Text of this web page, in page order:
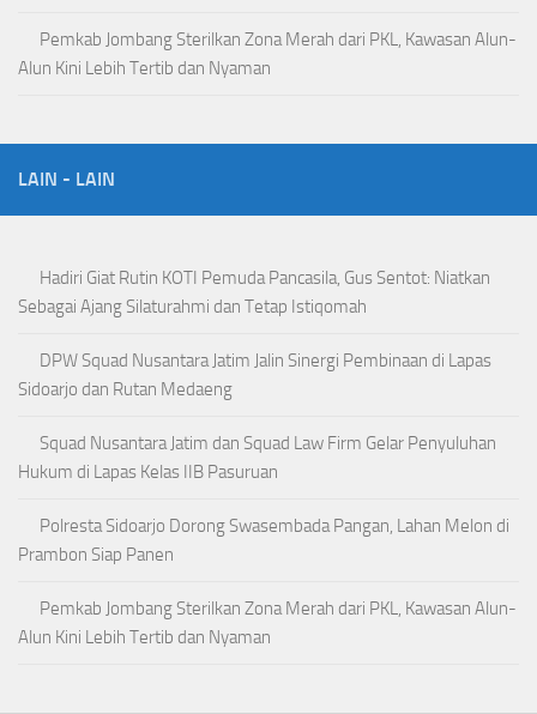
Pemkab Jombang Sterilkan Zona Merah dari PKL, Kawasan Alun-
Alun Kini Lebih Tertib dan Nyaman
LAIN - LAIN
Hadiri Giat Rutin KOTI Pemuda Pancasila, Gus Sentot: Niatkan
Sebagai Ajang Silaturahmi dan Tetap Istiqomah
DPW Squad Nusantara Jatim Jalin Sinergi Pembinaan di Lapas
Sidoarjo dan Rutan Medaeng
Squad Nusantara Jatim dan Squad Law Firm Gelar Penyuluhan
Hukum di Lapas Kelas IIB Pasuruan
Polresta Sidoarjo Dorong Swasembada Pangan, Lahan Melon di
Prambon Siap Panen
Pemkab Jombang Sterilkan Zona Merah dari PKL, Kawasan Alun-
Alun Kini Lebih Tertib dan Nyaman